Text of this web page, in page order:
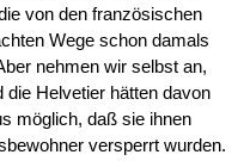
von den französischen
Wege schon damals
nehmen wir selbst an,
Helvetier hätten davon
möglich, daß sie ihnen
versperrt wurden.